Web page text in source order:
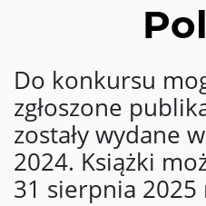
Do konkursu
zgłoszone
zostały wydane
2024. Książki
31 sierpnia 2025